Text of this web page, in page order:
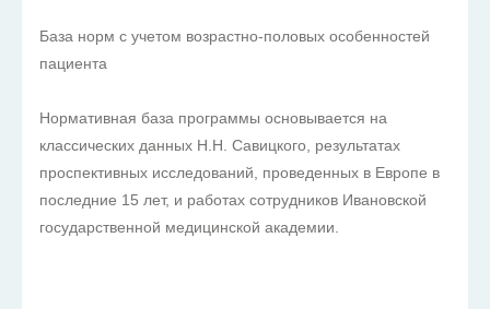
База норм с учетом возрастно-половых особенностей
пациента
Нормативная база программы основывается на
классических данных Н.Н. Савицкого, результатах
проспективных исследований, проведенных в Европе в
последние 15 лет, и работах сотрудников Ивановской
государственной медицинской академии.